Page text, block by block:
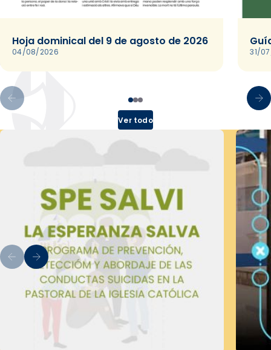
Hoja dominical del 9 de agosto de 2026
04/08/2026 31/
Ver todo